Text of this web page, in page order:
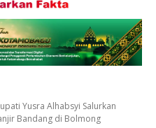
Yusra Alhabsyi Salurkan
Bandang di Bolmong